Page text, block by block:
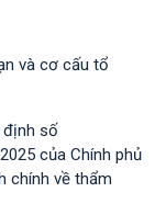
và cơ cấu tổ
định số
của Chính phủ
chính về thẩm